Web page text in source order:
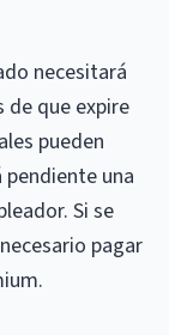
necesitará
de que expire
pueden
una
Si se
pagar